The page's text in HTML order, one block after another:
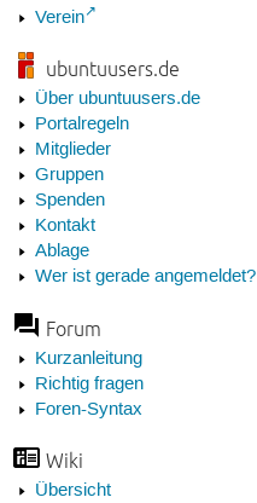
Verein
ubuntuusers.de
Über ubuntuusers.de
Portalregeln
Mitglieder
Gruppen
Spenden
Kontakt
Ablage
Wer ist gerade angemeldet?
Forum
Kurzanleitung
Richtig fragen
Foren-Syntax
Wiki
Übersicht